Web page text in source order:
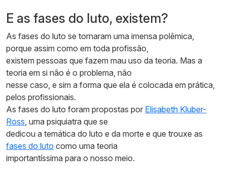
E as fases do luto, existem?
As fases do luto se tornaram uma imensa polêmica,
porque assim como em toda profissão,
existem pessoas que fazem mau uso da teoria. Mas a
teoria em si não é o problema, não
nesse caso, e sim a forma que ela é colocada em prática,
pelos profissionais.
As fases do luto foram propostas por Elisabeth Kluber-
Ross, uma psiquiatra que se
dedicou a temática do luto e da morte e que trouxe as
fases do luto como uma teoria
importantíssima para o nosso meio.